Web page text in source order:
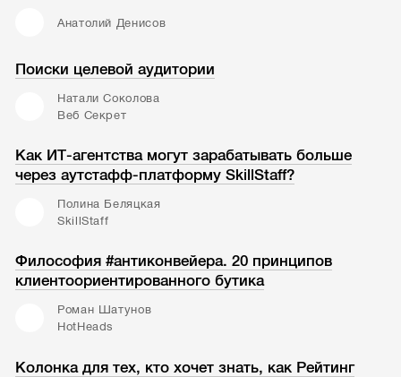
Анатолий Денисов
Поиски целевой аудитории
Натали Соколова
Веб Секрет
Как ИТ-агентства могут зарабатывать больше
через аутстафф-платформу SkillStaff?
Полина Беляцкая
SkillStaff
Философия #антиконвейера. 20 принципов
клиентоориентированного бутика
Роман Шатунов
HotHeads
Колонка для тех, кто хочет знать, как Рейтинг